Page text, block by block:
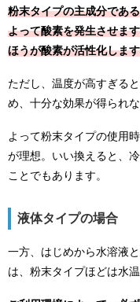
粉末タイプの主成分であ
よって酸素を発生させま
ほうが酸素が活性化しま
ただし、温度が高すぎる
め、十分な効果が得られ
よって粉末タイプの使用
が理想。いい換えると、
ことでもあります。
液体タイプの場合
一方、はじめから水溶液
は、粉末タイプほどは水